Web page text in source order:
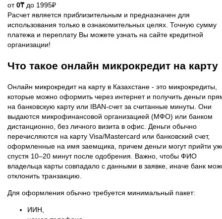
от0₸ до 1995₽
Расчет является приблизительным и предназначен для
использования только в ознакомительных целях. Точную сумму
платежа и переплату Вы можете узнать на сайте кредитной
организации!
Что такое онлайн микрокредит на карту
Онлайн микрокредит на карту в Казахстане - это микрокредиты,
которые можно оформить через интернет и получить деньги
на банковскую карту или IBAN‑счет за считанные минуты. Они
выдаются микрофинансовой организацией (МФО) или банком
дистанционно, без личного визита в офис. Деньги обычно
перечисляются на карту Visa/Mastercard или банковский счет,
оформленные на имя заемщика, причем деньги могут прийти
спустя 10–20 минут после одобрения. Важно, чтобы ФИО
владельца карты совпадало с данными в заявке, иначе банк
отклонить транзакцию.
Для оформления обычно требуется минимальный пакет:
ИИН,